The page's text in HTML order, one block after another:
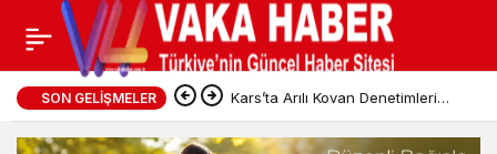
SON GELIŞMELER Kars’ta Arılı Kovan Denetimleri
Sürüyor